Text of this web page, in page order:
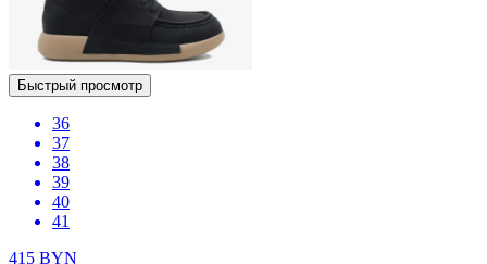
Быстрый просмотр
36
37
38
39
40
41
415 BYN